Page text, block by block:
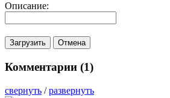
Описание:
Комментарии (1)
свернуть /развернуть